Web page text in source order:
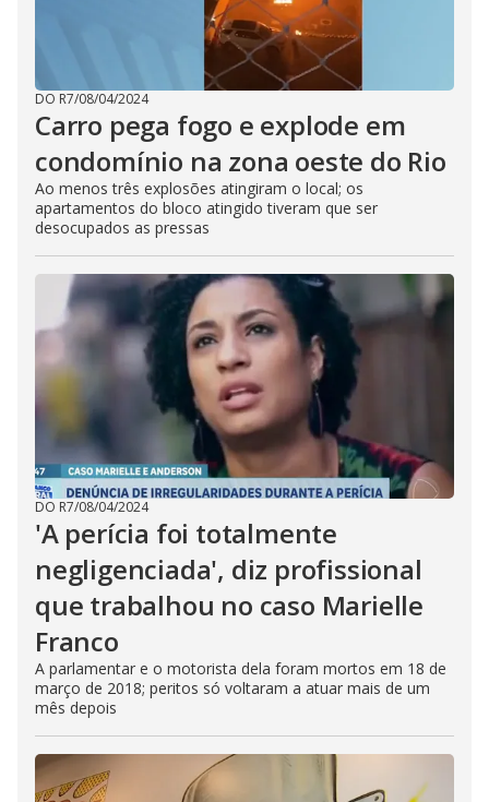
DO R7/08/04/2024
Carro pega fogo e explode em
condomínio na zona oeste do Rio
Ao menos três explosões atingiram o local; os
apartamentos do bloco atingido tiveram que ser
desocupados as pressas
DO R7/08/04/2024
'A perícia foi totalmente
negligenciada', diz profissional
que trabalhou no caso Marielle
Franco
A parlamentar e o motorista dela foram mortos em 18 de
março de 2018; peritos só voltaram a atuar mais de um
mês depois